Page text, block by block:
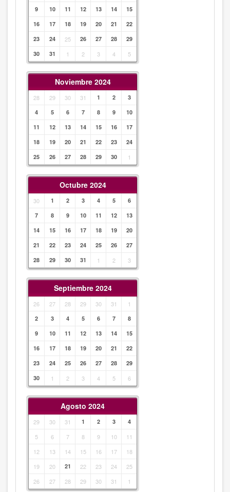
9
10 11 12 13 14
15
16
17 18 19 20 21
22
23
24 25 26 27 28
29
30
31 1 2 3 4 5
Noviembre 2024
28 29 30 31 1 2
3
4
5 6 7 8 9
10
11
12 13 14 15 16
17
18
19 20 21 22 23
24
25
26 27 28 29 30 1
Octubre 2024
30 1 2 3 4 5
6
7
8 9 10 11 12
13
14
15 16 17 18 19
20
21
22 23 24 25 26
27
28
29 30 31 1 2 3
Septiembre 2024
26 27 28 29 30 31 1
2 3 4 5 6 7
8
9
10 11 12 13 14
15
16
17 18 19 20 21
22
23
24 25 26 27 28
29
30
1 2 3 4 5 6
Agosto 2024
29 30 31 1 2 3 4
5 6 7 8 9 10
11
12
13 14 15 16 17
18
19
20 21 22 23 24
25
26
27 28 29 30 31 1